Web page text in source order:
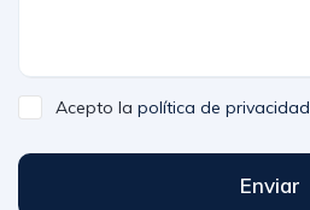
Acepto la política de privacidad
Enviar